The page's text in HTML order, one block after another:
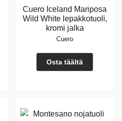
Cuero Iceland Mariposa
Wild White lepakkotuoli,
kromi jalka
Cuero
Osta täältä